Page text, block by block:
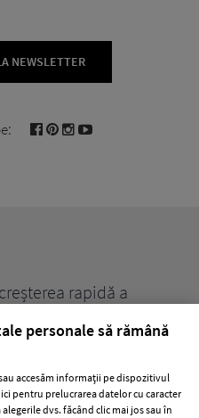
NEWSLETTER
rapidă a
personale să rămână
accesăm informații pe dispozitivul
pentru prelucrarea datelor cu caracter
dvs. făcând clic mai jos sau în